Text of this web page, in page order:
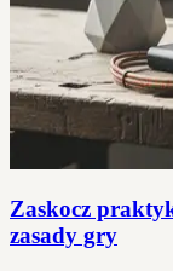
Zaskocz
zasady gry